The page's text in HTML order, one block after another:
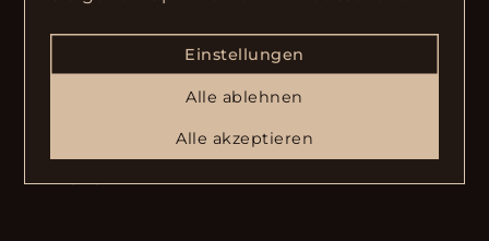
Stellplatzzugehörigkeit. Gern unterbreiten wir
Ihnen ein gebündeltes Angebot für ein
attraktives Investmentportfolio in dieser
oder Paketkauf nehmen wir jederzeit
Einstellungen
Alle ablehnen
Alle akzeptieren